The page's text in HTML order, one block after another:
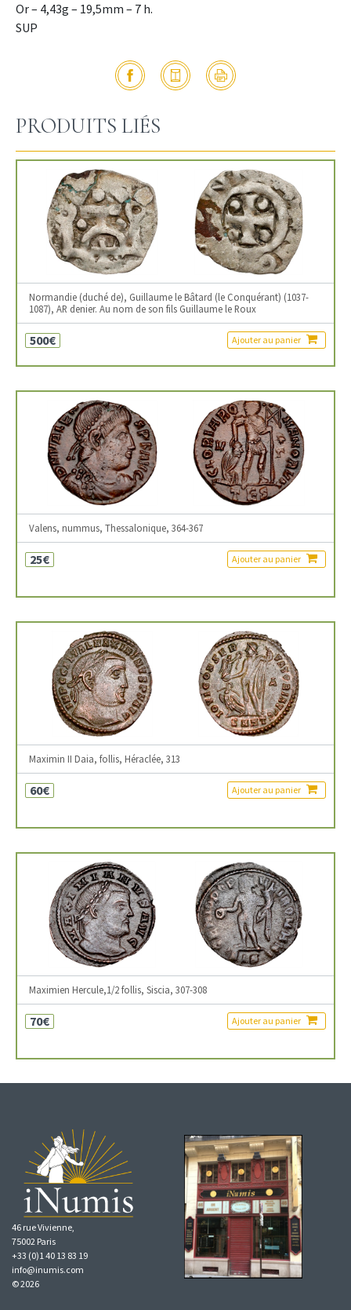
Or – 4,43g – 19,5mm – 7 h.
SUP
PRODUITS LIÉS
Normandie (duché de), Guillaume le Bâtard (le Conquérant) (1037-
1087), AR denier. Au nom de son fils Guillaume le Roux
500€ Ajouter au panier
Valens, nummus, Thessalonique, 364-367
25€ Ajouter au panier
Maximin II Daia, follis, Héraclée, 313
60€ Ajouter au panier
Maximien Hercule,1/2 follis, Siscia, 307-308
70€ Ajouter au panier
46 rue Vivienne,
75002 Paris
+33 (0)1 40 13 83 19
info@inumis.com
© 2026